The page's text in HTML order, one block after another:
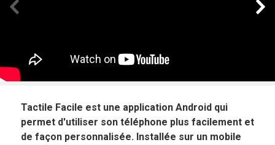
Panneau précédent
Tactile Facile est une application Android qui
permet d'utiliser son téléphone plus facilement et
de façon personnalisée. Installée sur un mobile